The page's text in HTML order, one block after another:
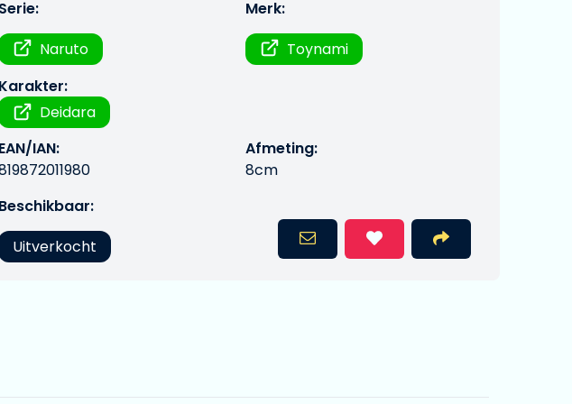
Serie:
Naruto
Merk:
Toynami
Karakter:
Deidara
EAN/IAN:
Afmeting:
8cm
Beschikbaar:
Uitverkocht